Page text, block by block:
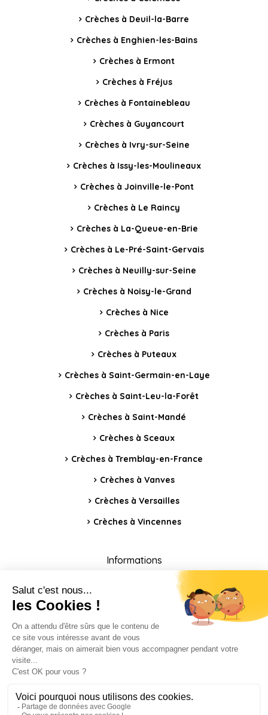
Crèches à Deuil-la-Barre
Crèches à Enghien-les-Bains
Crèches à Ermont
Crèches à Fréjus
Crèches à Fontainebleau
Crèches à Guyancourt
Crèches à Ivry-sur-Seine
Crèches à Issy-les-Moulineaux
Crèches à Joinville-le-Pont
Crèches à Le Raincy
Crèches à La-Queue-en-Brie
Crèches à Le-Pré-Saint-Gervais
Crèches à Neuilly-sur-Seine
Crèches à Noisy-le-Grand
Crèches à Nice
Crèches à Paris
Crèches à Puteaux
Crèches à Saint-Germain-en-Laye
Crèches à Saint-Leu-la-Forêt
Crèches à Saint-Mandé
Crèches à Sceaux
Crèches à Tremblay-en-France
Crèches à Vanves
Crèches à Versailles
Crèches à Vincennes
Informations
Blog
Mentions légales
Politique de confidentialité
Index égalité hommes-femmes
Charte éthique